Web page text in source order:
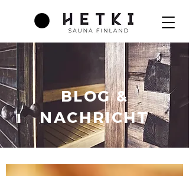
BLOG &
NACHRICHT